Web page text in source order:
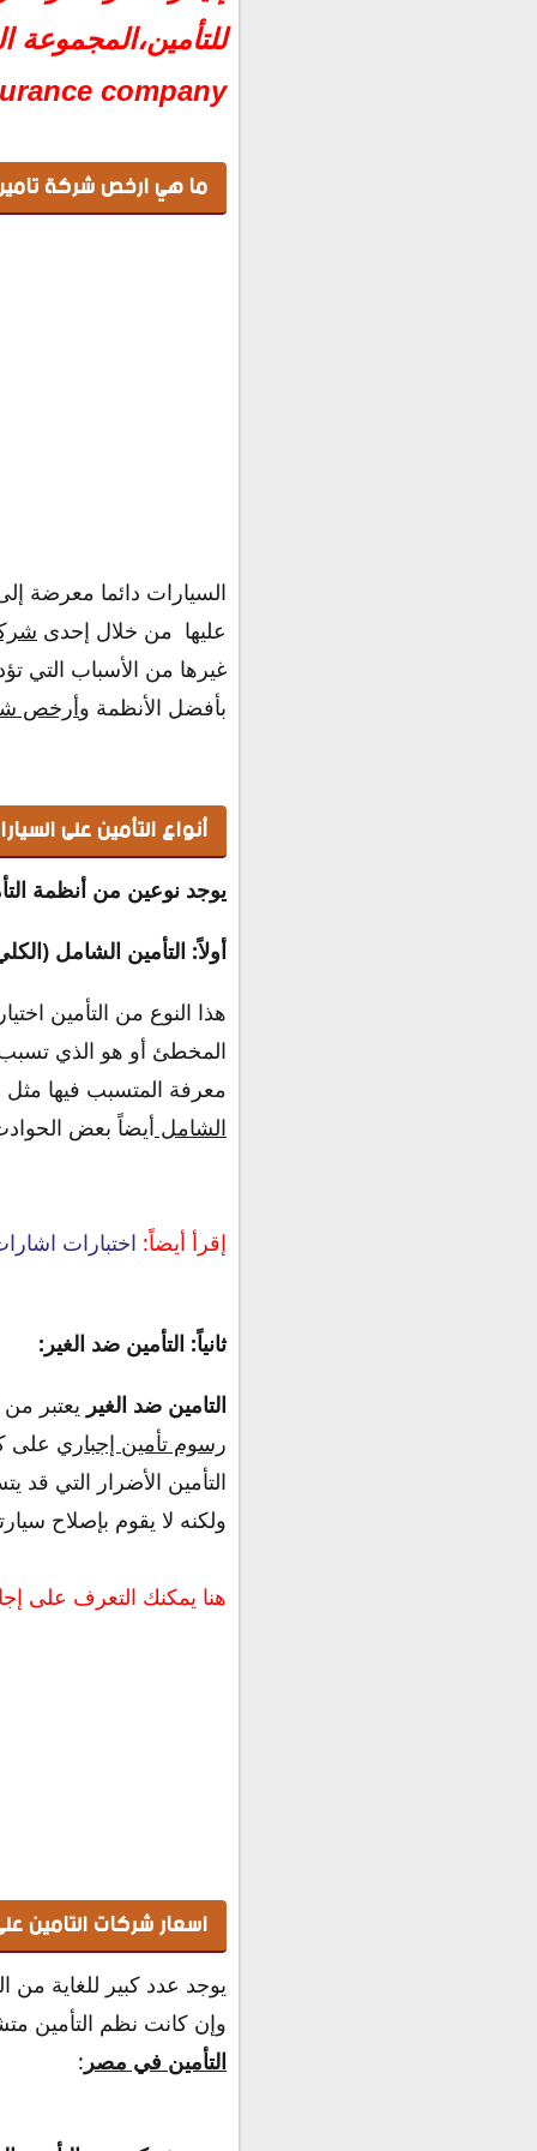
ما هي خطوات صرف
company
ما هي ارخص شركة
السيارات دائما معرضة
عليها من خلال إحدى
غيرها من الأسباب التي
بأفضل الأنظمة وأرخص
أنواع التأمين على
يوجد نوعين من أنظمة
أولاً: التأمين الشامل
هذا النوع من التأمين
المخطئ أو هو الذي
معرفة المتسبب فيها
الشامل أيضاً بعض
إقرأ أيضاً: اختبارات
ثانياً: التأمين ضد الغير:
التامين ضد الغير يعتبر
رسوم تأمين إجباري على
التأمين الأضرار التي
ولكنه لا يقوم بإصلاح
هنا يمكنك التعرف على
اسعار شركات التامين على
يوجد عدد كبير للغاية من
وإن كانت نظم التأمين
التأمين في مصر :